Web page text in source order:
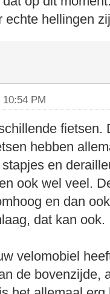
echte hellingen
PM
fietsen.
hebben
en
ook wel veel.
en dan
dat kan ook.
velomobiel
de bovenzijde,